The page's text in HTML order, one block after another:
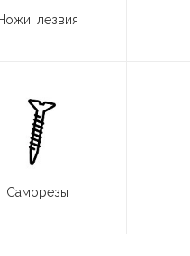
лезвия
Саморезы